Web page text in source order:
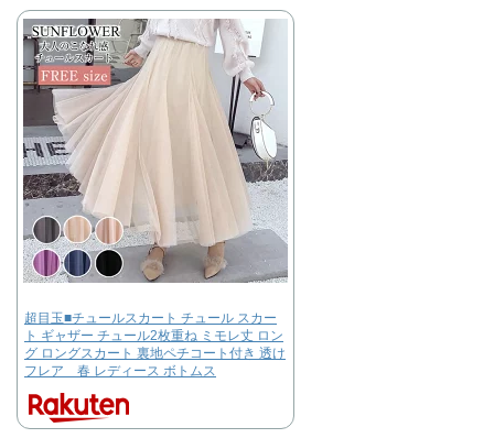
超目玉■チュールスカート チュール スカー
ト ギャザー チュール2枚重ね ミモレ丈 ロン
グ ロングスカート 裏地ペチコート付き 透け
フレア 春 レディース ボトムス